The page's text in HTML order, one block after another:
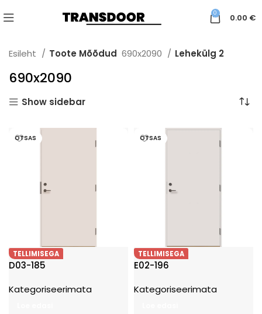
0 0.00 €
Esileht Toote Mõõdud 690x2090 Lehekülg 2
690x2090
Show sidebar
OTSAS
TELLIMISEGA
D03-185
Kategoriseerimata
OTSAS
TELLIMISEGA
E02-196
Kategoriseerimata